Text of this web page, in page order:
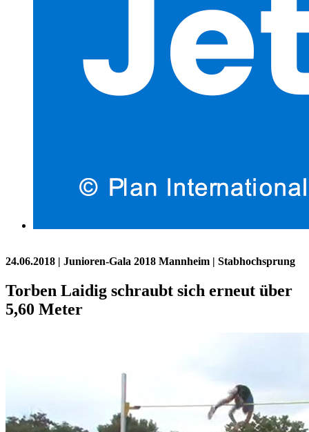
24.06.2018 | Junioren-Gala 2018 Mannheim | Stabhochsprung
Torben Laidig schraubt sich erneut über
5,60 Meter